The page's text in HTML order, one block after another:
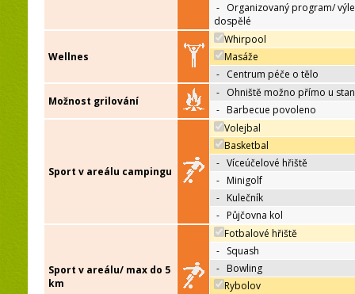
- Organizovaný program/
dospělé
Wellnes
Whirpool
Masáže
- Centrum péče o tělo
Možnost grilování
- Ohniště možno přímo u
- Barbecue povoleno
Sport v areálu campingu
Volejbal
Basketbal
- Víceúčelové hřiště
- Minigolf
- Kulečník
- Půjčovna kol
Sport v areálu/ max do 5
km
Fotbalové hřiště
- Squash
- Bowling
Rybolov